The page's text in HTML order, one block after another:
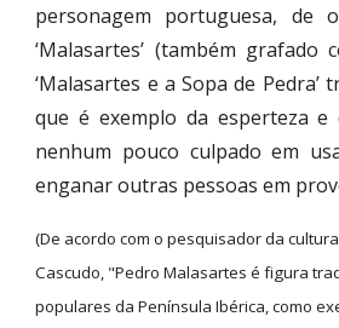
personagem portuguesa, de
‘Malasartes’ (também grafado
‘Malasartes e a Sopa de
que é exemplo da esperteza
nenhum pouco culpado em
enganar outras pessoas em
(De acordo com o pesquisador da
Cascudo, "Pedro Malasartes é figura
populares da Península Ibérica, como